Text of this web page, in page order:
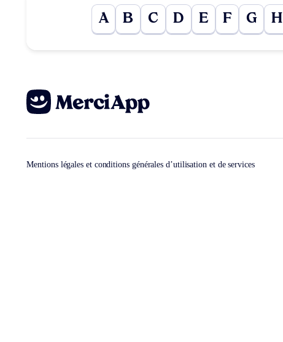
A B C D E F G H
Mentions légales et conditions générales d’utilisation et de services